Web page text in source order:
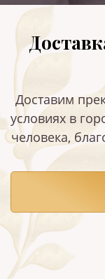
Доставим
условиях в
человека,